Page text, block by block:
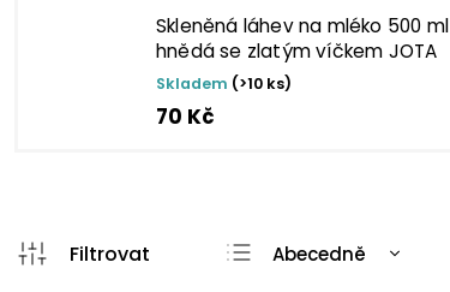
Skleněná láhev na mléko 500 ml
hnědá se zlatým víčkem JOTA
Skladem (>10 ks)
70 Kč
Abecedně